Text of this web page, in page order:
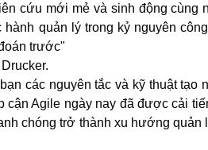
cứu mới mẻ và sinh động cùng
quản lý trong kỷ nguyên
trước"
các nguyên tắc và kỹ thuật tạo
Agile ngày nay đã được cải
chóng trở thành xu hướng quản